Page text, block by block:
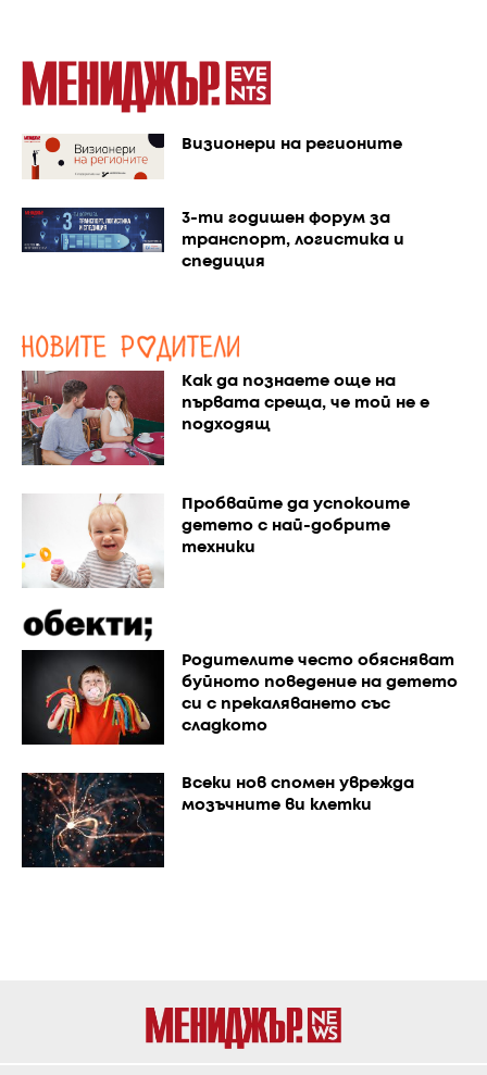
Визионери на регионите
3-ти годишен форум за
транспорт, логистика и
спедиция
Как да познаете още на
първата среща, че той не е
подходящ
Пробвайте да успокоите
детето с най-добрите
техники
Родителите често обясняват
буйното поведение на детето
си с прекаляването със
сладкото
Всеки нов спомен уврежда
мозъчните ви клетки